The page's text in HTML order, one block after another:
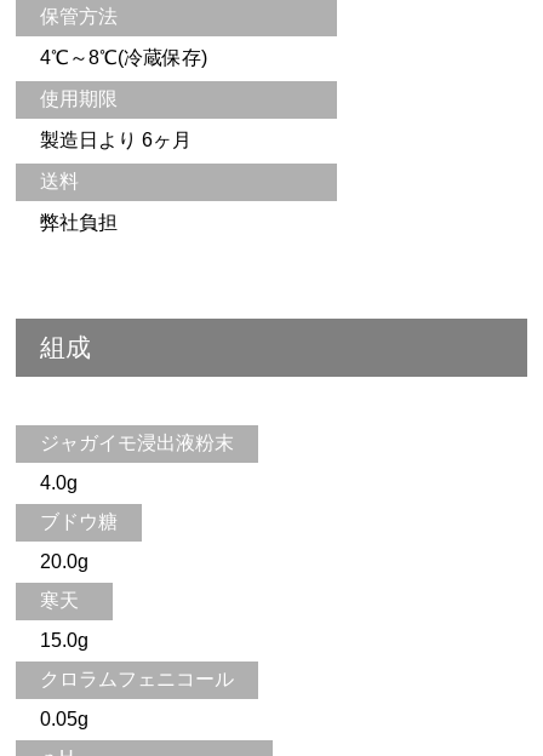
保管方法
4℃～8℃(冷蔵保存)
使用期限
製造日より 6ヶ月
送料
弊社負担
組成
ジャガイモ浸出液粉末
4.0g
ブドウ糖
20.0g
寒天
15.0g
クロラムフェニコール
0.05g